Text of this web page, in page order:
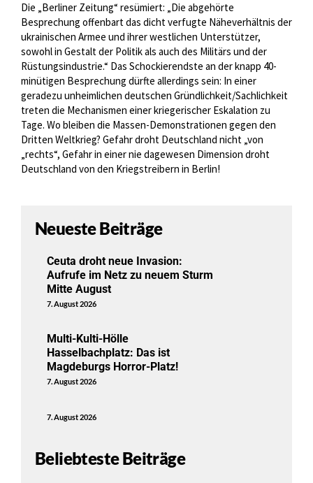
Die „Berliner Zeitung“ resümiert: „Die abgehörte
Besprechung offenbart das dicht verfugte Näheverhältnis der
ukrainischen Armee und ihrer westlichen Unterstützer,
sowohl in Gestalt der Politik als auch des Militärs und der
Rüstungsindustrie.“ Das Schockierendste an der knapp 40-
minütigen Besprechung dürfte allerdings sein: In einer
geradezu unheimlichen deutschen Gründlichkeit/Sachlichkeit
treten die Mechanismen einer kriegerischer Eskalation zu
Tage. Wo bleiben die Massen-Demonstrationen gegen den
Dritten Weltkrieg? Gefahr droht Deutschland nicht „von
„rechts“, Gefahr in einer nie dagewesen Dimension droht
Deutschland von den Kriegstreibern in Berlin!
Neueste Beiträge
Ceuta droht neue Invasion:
Aufrufe im Netz zu neuem Sturm
Mitte August
7. August 2026
Multi-Kulti-Hölle
Hasselbachplatz: Das ist
Magdeburgs Horror-Platz!
7. August 2026
7. August 2026
Beliebteste Beiträge